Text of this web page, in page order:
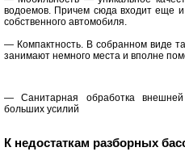
водоемов. Причем сюда входит еще и
собственного автомобиля.
— Компактность. В собранном виде
занимают немного места и вполне
— Санитарная обработка
больших усилий
К недостаткам разборных